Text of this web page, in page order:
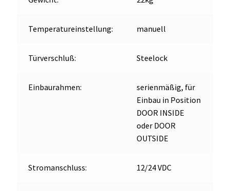
Temperatureinstellung: manuell
Türverschluß: Steelock
Einbaurahmen:
serienmäßig, für
Einbau in Position
DOOR INSIDE
oder DOOR
OUTSIDE
Stromanschluss: 12/24 VDC